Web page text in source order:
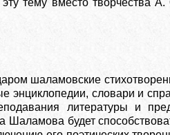
тему вместо творчества
шаламовские
энциклопедии, словари и
литературы и
Шаламова будет